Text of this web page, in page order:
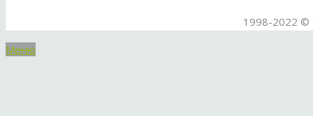
1998-2022 ©
Меню